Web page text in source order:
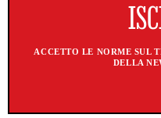
ACCETTO LE NORME SUL
DELLA